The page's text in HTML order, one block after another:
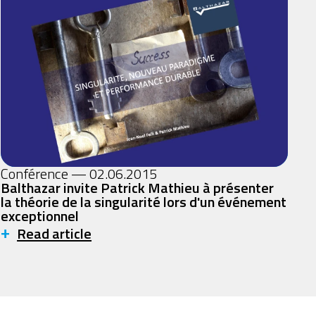
Conférence — 02.06.2015
Balthazar invite Patrick Mathieu à présenter
la théorie de la singularité lors d'un événement
exceptionnel
+ Read article